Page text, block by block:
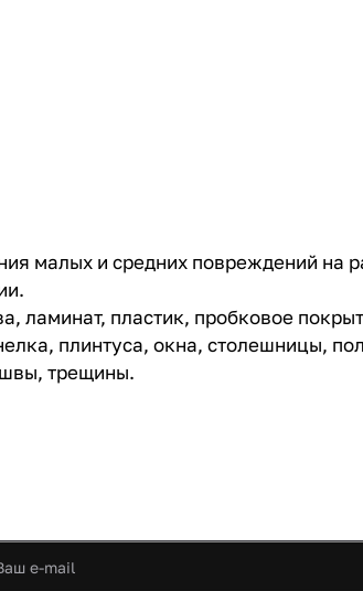
малых и средних повреждений на
пластик, пробковое
плинтуса, окна, столешницы,
трещины.